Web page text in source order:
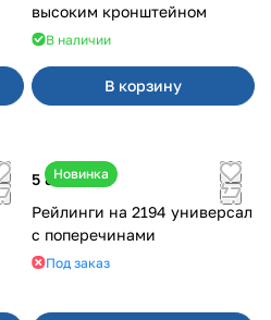
высоким кронштейном
В наличии
В корзину
Новинка
5 850 ₽
Рейлинги на 2194 универсал
с поперечинами
Под заказ